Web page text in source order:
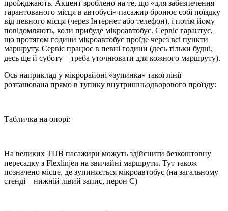
проїжджають. Акцент зроблено на те, що «для забезпечення
гарантованого місця в автобусі» пасажир бронює собі поїздку
від певного місця (через Інтернет або телефон), і потім йому
повідомляють, коли прибуде мікроавтобус. Сервіс гарантує,
що протягом години мікроавтобус проїде через всі пункти
маршруту. Сервіс працює в певні години (десь тільки будні,
десь ще й суботу – треба уточнювати для кожного маршруту).
Ось наприклад у мікрорайоні «зупинка» такої лінії
розташована прямо в тупику внутришньодворового проїзду:
Табличка на опорі:
На великих ТПВ пасажири можуть здійснити безкоштовну
пересадку з Flexlinjen на звичайні маршрути. Тут також
позначено місце, де зупиняється мікроавтобус (на загальному
стенді – нижній лівий запис, перон С)